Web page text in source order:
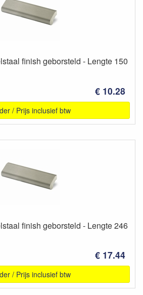
finish geborsteld - Lengte 150
€ 10.28
/ Prijs inclusief btw
finish geborsteld - Lengte 246
€ 17.44
/ Prijs inclusief btw